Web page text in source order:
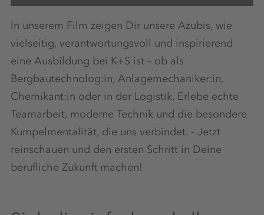
In unserem Film zeigen Dir unsere Azubis, wie
vielseitig, verantwortungsvoll und inspirierend
eine Ausbildung bei K+S ist – ob als
Bergbautechnolog:in, Anlagemechaniker:in,
Chemikant:in oder in der Logistik. Erlebe echte
Teamarbeit, moderne Technik und die besondere
Kumpelmentalität, die uns verbindet. - Jetzt
reinschauen und den ersten Schritt in Deine
berufliche Zukunft machen!